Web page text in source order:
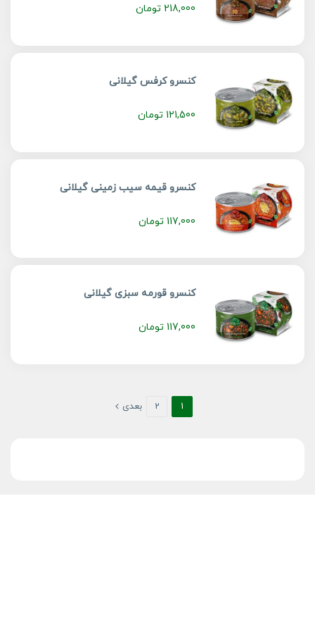
218,000 تومان
کنسرو کرفس گیلانی
121,500 تومان
کنسرو قیمه سیب زمینی گیلانی
117,000 تومان
کنسرو قورمه سبزی گیلانی
117,000 تومان
1
2 بعدی